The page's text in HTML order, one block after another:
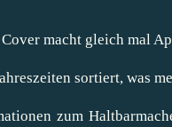
macht gleich mal
sortiert, was
zum